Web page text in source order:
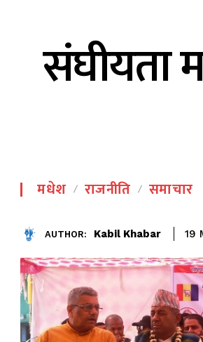
संघीयता
मधेश राजनीति समाचार
AUTHOR: Kabil Khabar 19